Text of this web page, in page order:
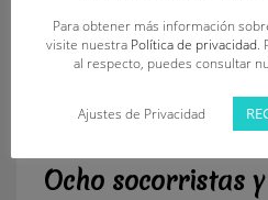
Ocho socorristas
Para obtener más información
visite nuestra Política de privacidad.
al respecto, puedes consultar
Ajustes de Privacidad